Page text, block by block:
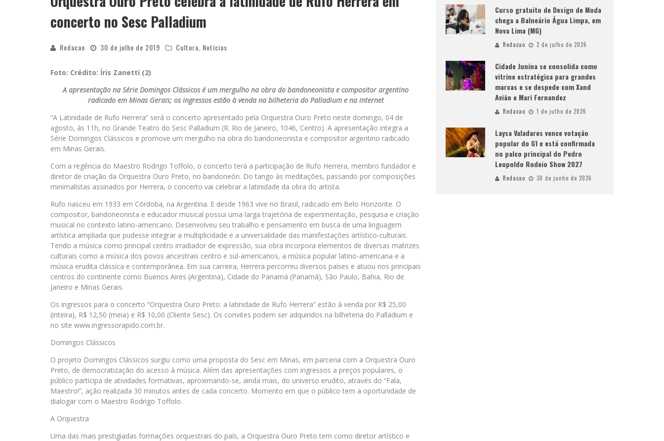
concerto no Sesc Palladium
Redacao 30 de julho de 2019 Cultura Notícias
Foto: Crédito: Íris Zanetti (2)
A apresentação na Série Domingos Clássicos é um mergulho na obra do bandoneonista e compositor argentino
radicado em Minas Gerais; os ingressos estão à venda na bilheteria do Palladium e na internet
“A Latinidade de Rufo Herrera” será o concerto apresentado pela Orquestra Ouro Preto neste domingo, 04 de
agosto, às 11h, no Grande Teatro do Sesc Palladium (R. Rio de Janeiro, 1046, Centro). A apresentação integra a
Série Domingos Clássicos e promove um mergulho na obra do bandoneonista e compositor argentino radicado
em Minas Gerais.
Com a regência do Maestro Rodrigo Toffolo, o concerto terá a participação de Rufo Herrera, membro fundador e
diretor de criação da Orquestra Ouro Preto, no bandoneón. Do tango às meditações, passando por composições
minimalistas assinados por Herrera, o concerto vai celebrar a latinidade da obra do artista.
Rufo nasceu em 1933 em Córdoba, na Argentina. E desde 1963 vive no Brasil, radicado em Belo Horizonte. O
compositor, bandoneonista e educador musical possui uma larga trajetória de experimentação, pesquisa e criação
musical no contexto latino-americano. Desenvolveu seu trabalho e pensamento em busca de uma linguagem
artística ampliada que pudesse integrar a multiplicidade e a universalidade das manifestações artístico-culturais.
Tendo a música como principal centro irradiador de expressão, sua obra incorpora elementos de diversas matrizes
culturais como a música dos povos ancestrais centro e sul-americanos, a música popular latino-americana e a
música erudita clássica e contemporânea. Em sua carreira, Herrera percorreu diversos países e atuou nos principais
centros do continente como Buenos Aires (Argentina), Cidade do Panamá (Panamá), São Paulo, Bahia, Rio de
Janeiro e Minas Gerais.
Os ingressos para o concerto “Orquestra Ouro Preto: a latinidade de Rufo Herrera” estão à venda por R$ 25,00
(inteira), R$ 12,50 (meia) e R$ 10,00 (Cliente Sesc). Os convites podem ser adquiridos na bilheteria do Palladium e
no site www.ingressorapido.com.br.
Domingos Clássicos
O projeto Domingos Clássicos surgiu como uma proposta do Sesc em Minas, em parceria com a Orquestra Ouro
Preto, de democratização do acesso à música. Além das apresentações com ingressos a preços populares, o
público participa de atividades formativas, aproximando-se, ainda mais, do universo erudito, através do “Fala,
Maestro!”, ação realizada 30 minutos antes de cada concerto. Momento em que o público tem a oportunidade de
dialogar com o Maestro Rodrigo Toffolo.
A Orquestra
Uma das mais prestigiadas formações orquestrais do país, a Orquestra Ouro Preto tem como diretor artístico e
Curso gratuito de Design de Moda
chega a Balneário Água Limpa, em
Nova Lima (MG)
Redacao 2 de julho de 2026
Cidade Junina se consolida como
vitrine estratégica para grandes
marcas e se despede com Xand
Avião e Mari Fernandez
Redacao 1 de julho de 2026
Laysa Valadares vence votação
popular do G1 e está confirmada
no palco principal do Pedro
Leopoldo Rodeio Show 2027
Redacao 30 de junho de 2026